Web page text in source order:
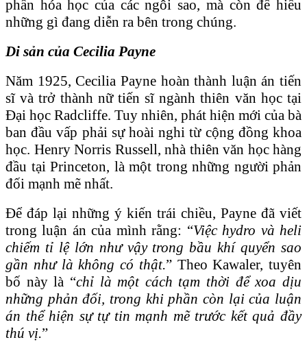
phần hóa học của các ngôi sao, mà còn để hiểu
những gì đang diễn ra bên trong chúng.
Di sản của Cecilia Payne
Năm 1925, Cecilia Payne hoàn thành luận án tiến
sĩ và trở thành nữ tiến sĩ ngành thiên văn học tại
Đại học Radcliffe. Tuy nhiên, phát hiện mới của bà
ban đầu vấp phải sự hoài nghi từ cộng đồng khoa
học. Henry Norris Russell, nhà thiên văn học hàng
đầu tại Princeton, là một trong những người phản
đối mạnh mẽ nhất.
Để đáp lại những ý kiến trái chiều, Payne đã viết
trong luận án của mình rằng: “Việc hydro và heli
chiếm tỉ lệ lớn như vậy trong bầu khí quyển sao
gần như là không có thật.” Theo Kawaler, tuyên
bố này là “chỉ là một cách tạm thời để xoa dịu
những phản đối, trong khi phần còn lại của luận
án thể hiện sự tự tin mạnh mẽ trước kết quả đầy
thú vị.”